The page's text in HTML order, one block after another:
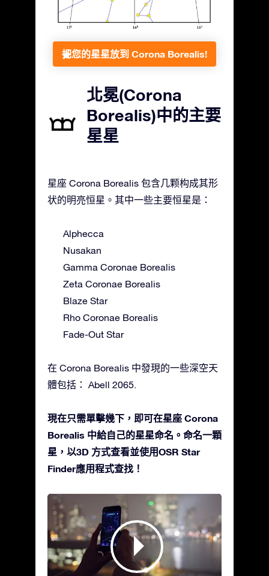
把您的星星放到 Corona Borealis!
北冕(Corona
Borealis)中的主要
星星
星座 Corona Borealis 包含几颗构成其形
状的明亮恒星。其中一些主要恒星是：
Alphecca
Nusakan
Gamma Coronae Borealis
Zeta Coronae Borealis
Blaze Star
Rho Coronae Borealis
Fade-Out Star
在 Corona Borealis 中發現的一些深空天
體包括： Abell 2065.
現在只需單擊幾下，即可在星座 Corona
Borealis 中給自己的星星命名。命名一顆
星，以3D 方式查看並使用OSR Star
Finder應用程式查找！